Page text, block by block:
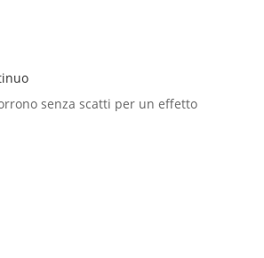
senza scatti per un effetto